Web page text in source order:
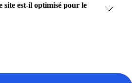
site est-il optimisé pour le